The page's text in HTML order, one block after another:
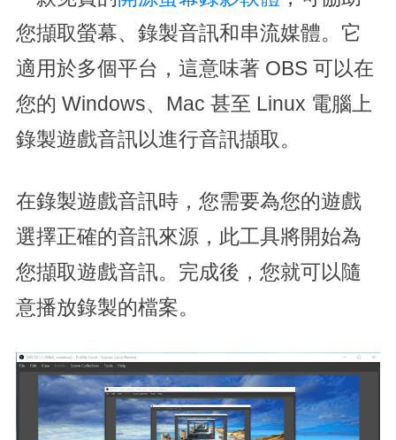
您擷取螢幕、錄製音訊和串流媒體。它
適用於多個平台，這意味著 OBS 可以在
您的 Windows、Mac 甚至 Linux 電腦上
錄製遊戲音訊以進行音訊擷取。
在錄製遊戲音訊時，您需要為您的遊戲
選擇正確的音訊來源，此工具將開始為
您擷取遊戲音訊。完成後，您就可以隨
意播放錄製的檔案。